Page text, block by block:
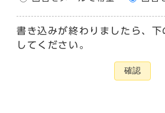
書き込みが終わりましたら、下
してください。
確認